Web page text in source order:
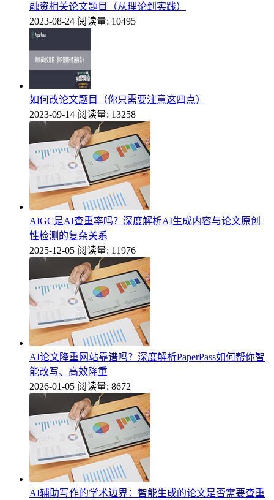
融资相关论文题目（从理论到实践）
2023-08-24 阅读量: 10495
如何改论文题目（你只需要注意这四点）
2023-09-14 阅读量: 13258
AIGC是AI查重率吗？深度解析AI生成内容与论文原创
性检测的复杂关系
2025-12-05 阅读量: 11976
AI论文降重网站靠谱吗？深度解析PaperPass如何帮你智
能改写、高效降重
2026-01-05 阅读量: 8672
AI辅助写作的学术边界：智能生成的论文是否需要查重